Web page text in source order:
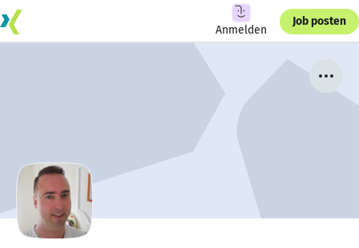
Anmelden
Job posten